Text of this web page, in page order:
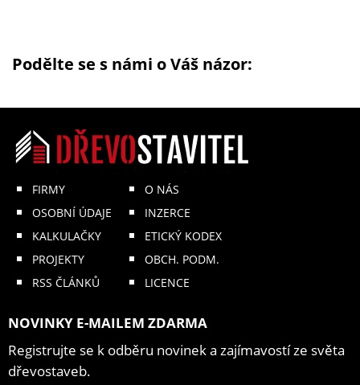
Podělte se s námi o Váš názor:
FIRMY
OSOBNÍ ÚDAJE
KALKULAČKY
PROJEKTY
RSS ČLÁNKŮ
O NÁS
INZERCE
ETICKÝ KODEX
OBCH. PODM.
LICENCE
NOVINKY E-MAILEM ZDARMA
Registrujte se k odběru novinek a zajímavostí ze světa
dřevostaveb.